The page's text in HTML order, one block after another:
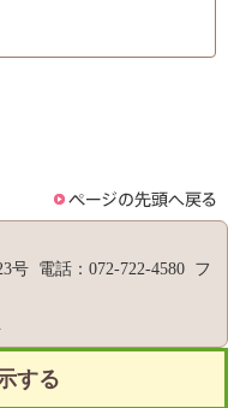
号 電話：072-722-4580 フ
する